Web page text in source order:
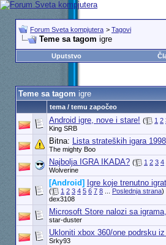
Forum Sveta kompjutera > Tagovi
Teme sa tagom igre
Uputstvo
Teme sa tagom igre
tema / temu započeo
Android igre, nove i stare! ( 1 2
King SRB
Bitna: Lista strateških igara
The mighty Boo
Najbolja IGRA IKADA? ( 1 2 3 4
Wolverine
[Android] Igre koje trenutno
( 1 2 3 4 5 6 7 8... Poslednja strana)
dex3108
Microsoft Store nalozi sa
star-duster
Ukloniti xbox 360/one podrsku
Srky93